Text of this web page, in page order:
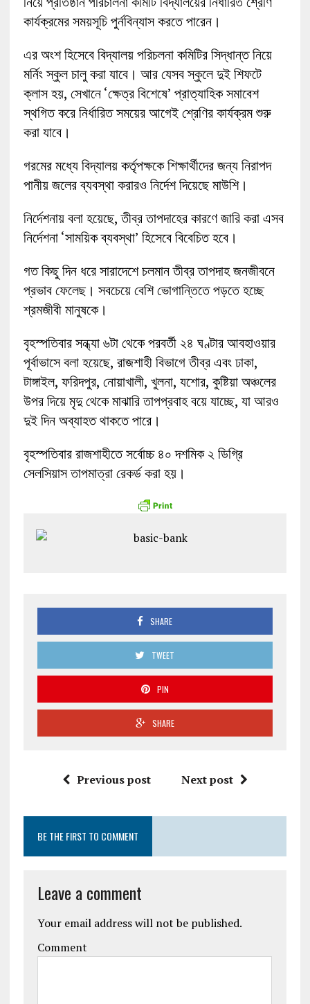
কার্যক্রমের সময়সূচি পুর্নবিন্যাস করতে পারেন।
এর অংশ হিসেবে বিদ্যালয় পরিচলনা কমিটির সিদ্ধান্ত নিয়ে
মর্নিং স্কুল চালু করা যাবে। আর যেসব স্কুলে দুই শিফটে
ক্লাস হয়, সেখানে ‘ক্ষেত্র বিশেষে’ প্রাত্যাহিক সমাবেশ
স্থগিত করে নির্ধারিত সময়ের আগেই শ্রেণির কার্যক্রম শুরু
করা যাবে।
গরমের মধ্যে বিদ্যালয় কর্তৃপক্ষকে শিক্ষার্থীদের জন্য নিরাপদ
পানীয় জলের ব্যবস্থা করারও নির্দেশ দিয়েছে মাউশি।
নির্দেশনায় বলা হয়েছে, তীব্র তাপদাহের কারণে জারি করা এসব
নির্দেশনা ‘সাময়িক ব্যবস্থা’ হিসেবে বিবেচিত হবে।
গত কিছু দিন ধরে সারাদেশে চলমান তীব্র তাপদাহ জনজীবনে
প্রভাব ফেলেছ। সবচেয়ে বেশি ভোগান্তিতে পড়তে হচ্ছে
শ্রমজীবী মানুষকে।
বৃহস্পতিবার সন্ধ্যা ৬টা থেকে পরবর্তী ২৪ ঘণ্টার আবহাওয়ার
পূর্বাভাসে বলা হয়েছে, রাজশাহী বিভাগে তীব্র এবং ঢাকা,
টাঙ্গাইল, ফরিদপুর, নোয়াখালী, খুলনা, যশোর, কুষ্টিয়া অঞ্চলের
উপর দিয়ে মৃদু থেকে মাঝারি তাপপ্রবাহ বয়ে যাচ্ছে, যা আরও
দুই দিন অব্যাহত থাকতে পারে।
বৃহস্পতিবার রাজশাহীতে সর্বোচ্চ ৪০ দশমিক ২ ডিগ্রি
সেলসিয়াস তাপমাত্রা রেকর্ড করা হয়।
SHARE
TWEET
PIN
SHARE
Previous post Next post
BE THE FIRST TO COMMENT
Leave a comment
Your email address will not be published.
Comment